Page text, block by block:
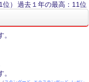
） 過去１年の最高：11位
。
。